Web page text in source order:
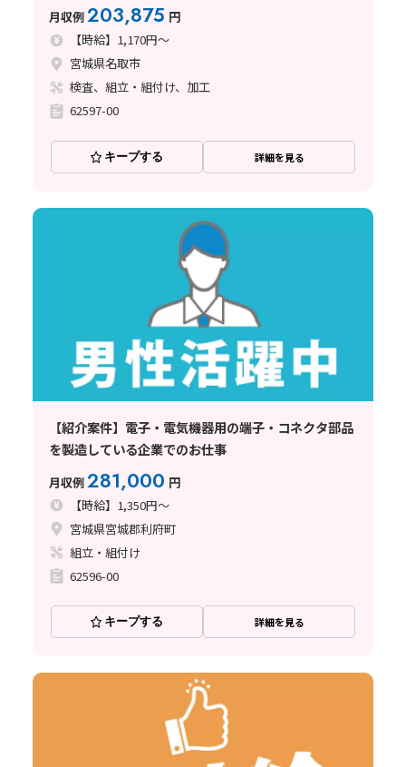
月収例203,875 円
【時給】1,170円～
宮城県名取市
検査、組立・組付け、加工
62597-00
キープする 詳細を見る
【紹介案件】電子・電気機器用の端子・コネクタ部品
を製造している企業でのお仕事
月収例281,000 円
【時給】1,350円～
宮城県宮城郡利府町
組立・組付け
62596-00
キープする 詳細を見る